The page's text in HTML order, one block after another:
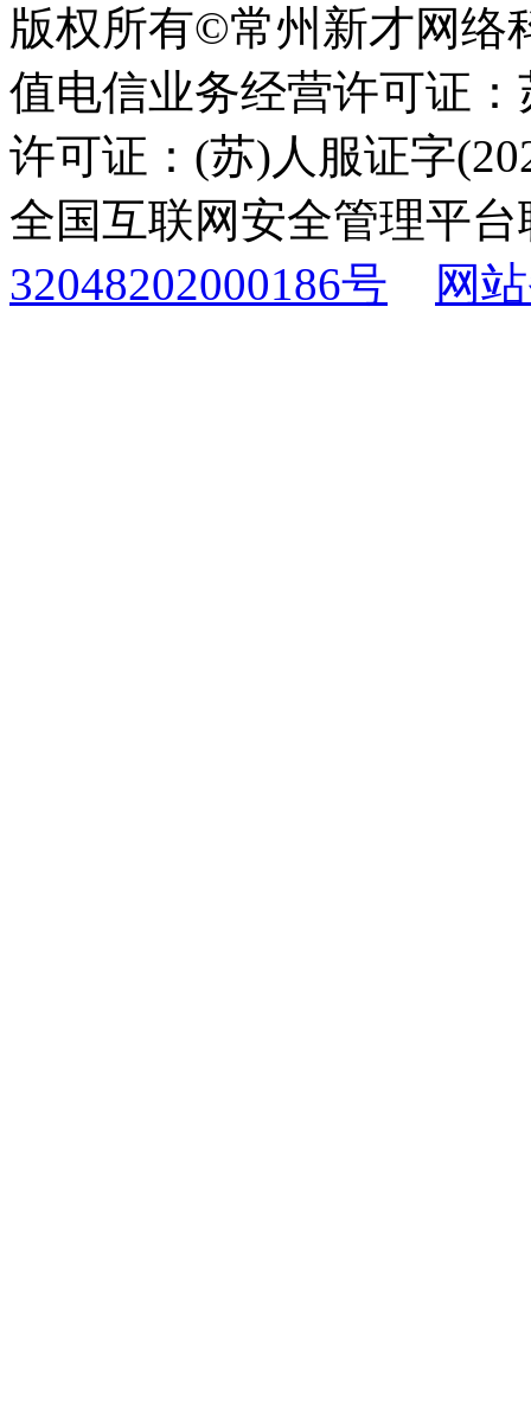
版权所有©常州新才网络
值电信业务经营许可证
许可证：(苏)人服证字
全国互联网安全管理平
32048202000186号
网